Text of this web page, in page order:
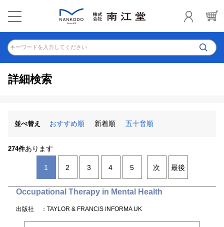
キーワードを入力してください
詳細検索
並べ替え おすすめ順 新着順 五十音順
274件あります
1 2 3 4 5 次 最後
Occupational Therapy in Mental Health
出版社 ：TAYLOR & FRANCIS INFORMA UK